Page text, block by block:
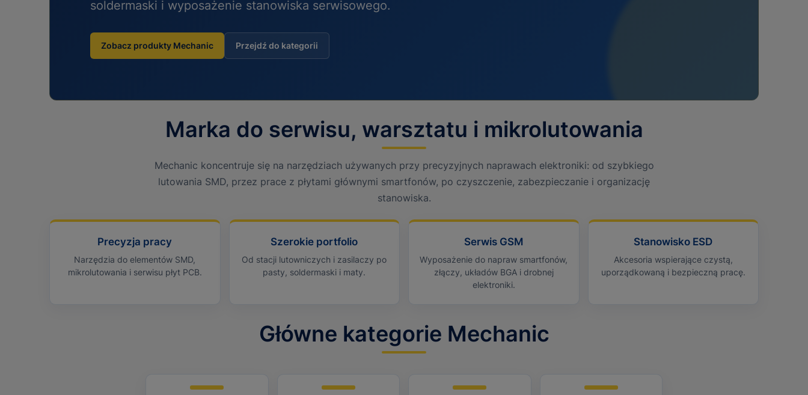
soldermaski i wyposażenie stanowiska serwisowego.
Zobacz produkty Mechanic Przejdź do kategorii
Marka do serwisu, warsztatu i mikrolutowania
Mechanic koncentruje się na narzędziach używanych przy precyzyjnych naprawach elektroniki: od szybkiego
lutowania SMD, przez prace z płytami głównymi smartfonów, po czyszczenie, zabezpieczanie i organizację
stanowiska.
Precyzja pracy
Narzędzia do elementów SMD,
mikrolutowania i serwisu płyt PCB.
Szerokie portfolio
Od stacji lutowniczych i zasilaczy po
pasty, soldermaski i maty.
Serwis GSM
Wyposażenie do napraw smartfonów,
złączy, układów BGA i drobnej
elektroniki.
Stanowisko ESD
Akcesoria wspierające czystą,
uporządkowaną i bezpieczną pracę.
Główne kategorie Mechanic